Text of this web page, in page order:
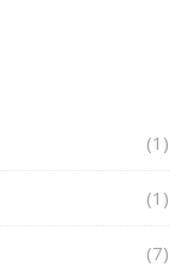
(1)
(1)
(7)